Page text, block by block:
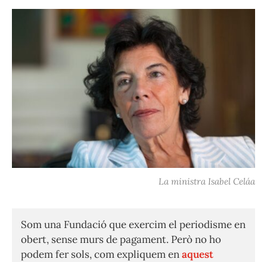
La ministra Isabel Celáa
Som una Fundació que exercim el periodisme en
obert, sense murs de pagament. Però no ho
podem fer sols, com expliquem enaquest